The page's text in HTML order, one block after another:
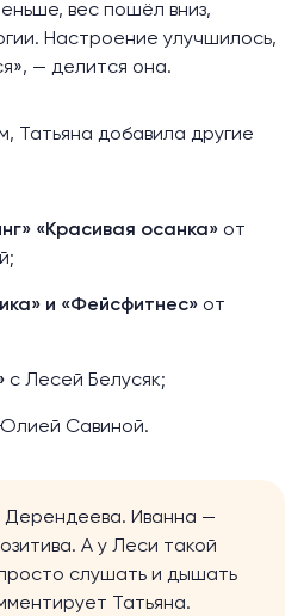
вес пошёл вниз,
Настроение улучшилось,
— делится она.
Татьяна добавила другие
«Красивая осанка» от
и «Фейсфитнес» от
с Лесей Белусяк;
Савиной.
Дерендеева. Иванна —
А у Леси такой
слушать и дышать
Татьяна.